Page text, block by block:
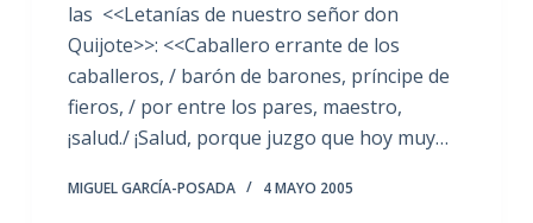
las <<Letanías de nuestro señor don
Quijote>>: <<Caballero errante de los
caballeros, / barón de barones, príncipe de
fieros, / por entre los pares, maestro,
¡salud./ ¡Salud, porque juzgo que hoy muy…
MIGUEL GARCÍA-POSADA 4 MAYO 2005